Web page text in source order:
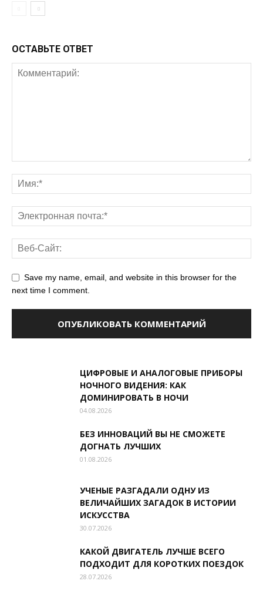
ОСТАВЬТЕ ОТВЕТ
Save my name, email, and website in this browser for the
next time I comment.
ЦИФРОВЫЕ И АНАЛОГОВЫЕ ПРИБОРЫ
НОЧНОГО ВИДЕНИЯ: КАК
ДОМИНИРОВАТЬ В НОЧИ
04.08.2026
БЕЗ ИННОВАЦИЙ ВЫ НЕ СМОЖЕТЕ
ДОГНАТЬ ЛУЧШИХ
01.08.2026
УЧЕНЫЕ РАЗГАДАЛИ ОДНУ ИЗ
ВЕЛИЧАЙШИХ ЗАГАДОК В ИСТОРИИ
ИСКУССТВА
30.07.2026
КАКОЙ ДВИГАТЕЛЬ ЛУЧШЕ ВСЕГО
ПОДХОДИТ ДЛЯ КОРОТКИХ ПОЕЗДОК
28.07.2026